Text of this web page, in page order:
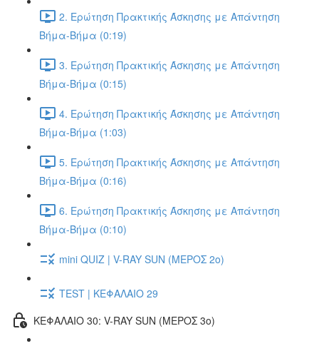
2. Ερώτηση Πρακτικής Άσκησης με Απάντηση
Βήμα-Βήμα (0:19)
3. Ερώτηση Πρακτικής Άσκησης με Απάντηση
Βήμα-Βήμα (0:15)
4. Ερώτηση Πρακτικής Άσκησης με Απάντηση
Βήμα-Βήμα (1:03)
5. Ερώτηση Πρακτικής Άσκησης με Απάντηση
Βήμα-Βήμα (0:16)
6. Ερώτηση Πρακτικής Άσκησης με Απάντηση
Βήμα-Βήμα (0:10)
mini QUIZ | V-RAY SUN (ΜΕΡΟΣ 2o)
TEST | ΚΕΦΑΛΑΙΟ 29
ΚΕΦΑΛΑΙΟ 30: V-RAY SUN (ΜΕΡΟΣ 3o)